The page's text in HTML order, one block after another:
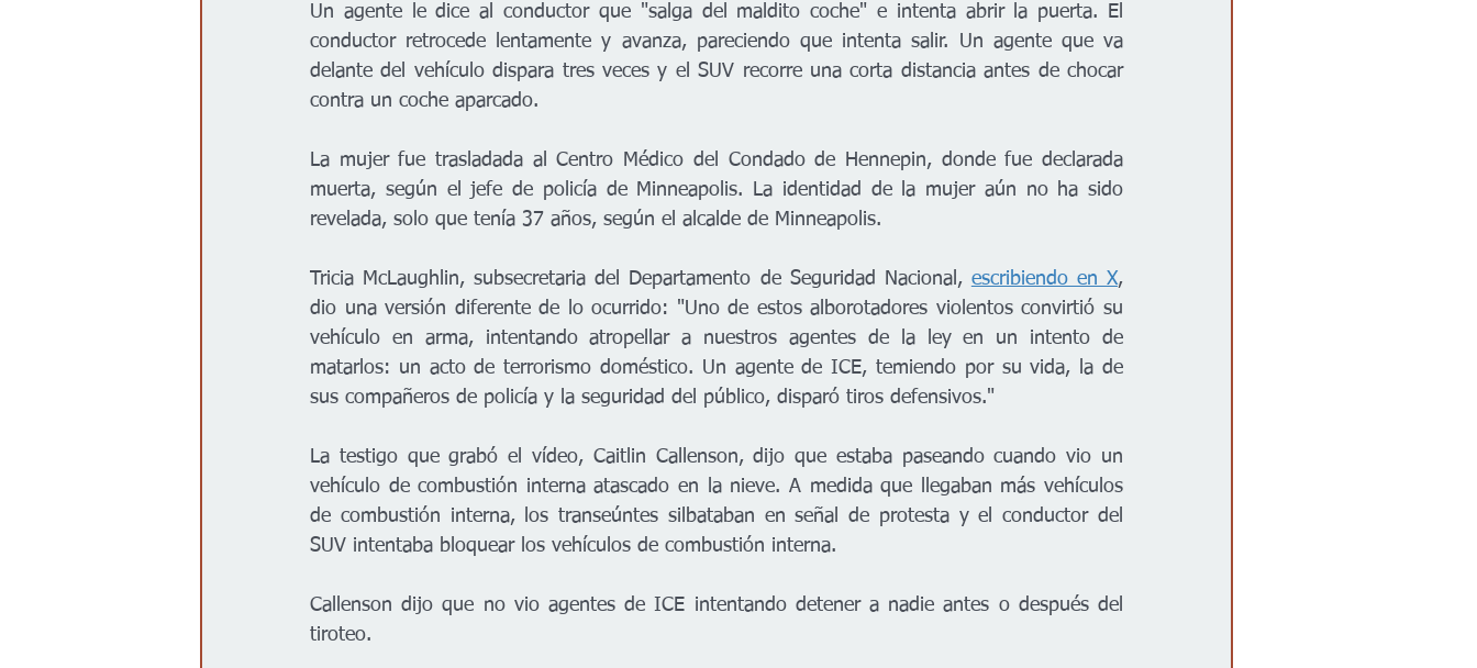
Un agente le dice al conductor que "salga del maldito coche" e intenta abrir la puerta. El
conductor retrocede lentamente y avanza, pareciendo que intenta salir. Un agente que va
delante del vehículo dispara tres veces y el SUV recorre una corta distancia antes de chocar
contra un coche aparcado.
La mujer fue trasladada al Centro Médico del Condado de Hennepin, donde fue declarada
muerta, según el jefe de policía de Minneapolis. La identidad de la mujer aún no ha sido
revelada, solo que tenía 37 años, según el alcalde de Minneapolis.
Tricia McLaughlin, subsecretaria del Departamento de Seguridad Nacional, escribiendo en X,
dio una versión diferente de lo ocurrido: "Uno de estos alborotadores violentos convirtió su
vehículo en arma, intentando atropellar a nuestros agentes de la ley en un intento de
matarlos: un acto de terrorismo doméstico. Un agente de ICE, temiendo por su vida, la de
sus compañeros de policía y la seguridad del público, disparó tiros defensivos."
La testigo que grabó el vídeo, Caitlin Callenson, dijo que estaba paseando cuando vio un
vehículo de combustión interna atascado en la nieve. A medida que llegaban más vehículos
de combustión interna, los transeúntes silbataban en señal de protesta y el conductor del
SUV intentaba bloquear los vehículos de combustión interna.
Callenson dijo que no vio agentes de ICE intentando detener a nadie antes o después del
tiroteo.